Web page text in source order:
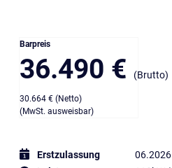
Barpreis
36.490 € (Brutto)
30.664 € (Netto)
(MwSt. ausweisbar)
Erstzulassung
06.2026